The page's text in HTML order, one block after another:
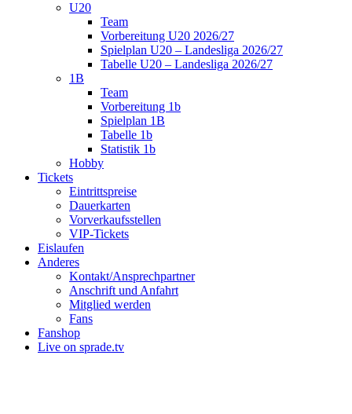
U20
Team
Vorbereitung U20 2026/27
Spielplan U20 – Landesliga 2026/27
Tabelle U20 – Landesliga 2026/27
1B
Team
Vorbereitung 1b
Spielplan 1B
Tabelle 1b
Statistik 1b
Hobby
Tickets
Eintrittspreise
Dauerkarten
Vorverkaufsstellen
VIP-Tickets
Eislaufen
Anderes
Kontakt/Ansprechpartner
Anschrift und Anfahrt
Mitglied werden
Fans
Fanshop
Live on sprade.tv